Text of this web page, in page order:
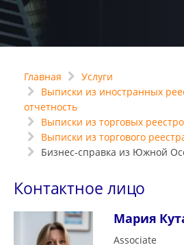
Главная
Услуги
Выписки из иностранных
отчетность
Выписки из торговых
Выписки из торгового
Бизнес-справка из Южной
Контактное лицо
Мария
Associate